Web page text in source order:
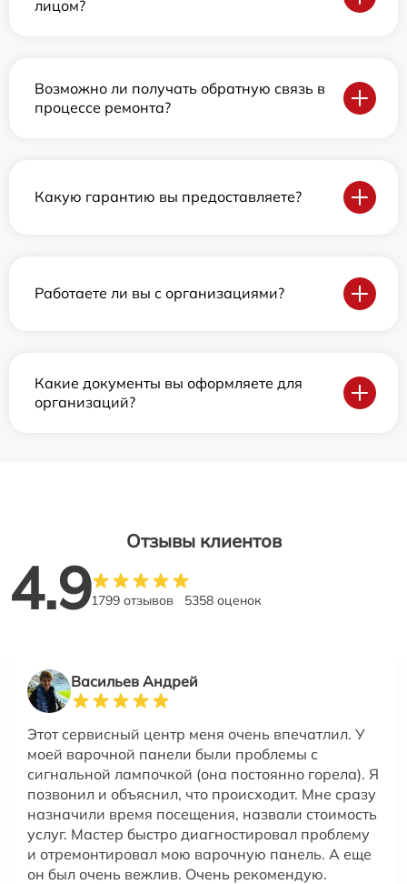
лицом?
Возможно ли получать обратную связь в
процессе ремонта?
Какую гарантию вы предоставляете?
Работаете ли вы с организациями?
Какие документы вы оформляете для
организаций?
Отзывы клиентов
4.91799 отзывов 5358 оценок
Васильев Андрей
Этот сервисный центр меня очень впечатлил. У
моей варочной панели были проблемы с
сигнальной лампочкой (она постоянно горела). Я
позвонил и объяснил, что происходит. Мне сразу
назначили время посещения, назвали стоимость
услуг. Мастер быстро диагностировал проблему
и отремонтировал мою варочную панель. А еще
он был очень вежлив. Очень рекомендую.